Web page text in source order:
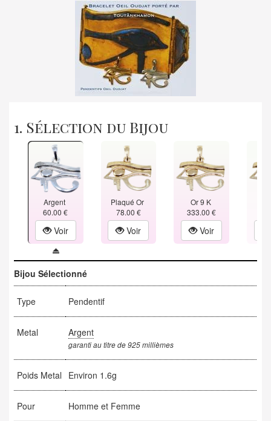
1. Sélection du Bijou
Argent
60.00 €
Voir
Plaqué Or
78.00 €
Voir
Or 9 K
333.00 €
Voir
Bijou Sélectionné
Type Pendentif
Metal Argent
garanti au titre de 925 millièmes
Poids Metal Environ 1.6g
Pour Homme et Femme